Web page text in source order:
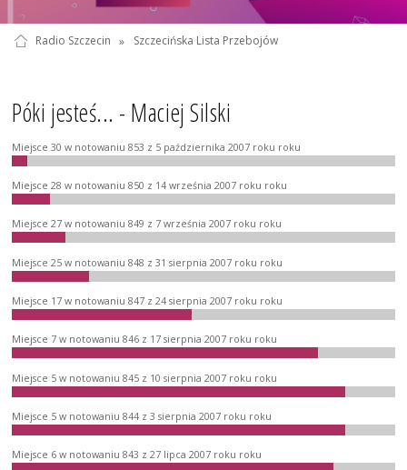
Radio Szczecin » Szczecińska Lista Przebojów
Póki jesteś... - Maciej Silski
Miejsce 30 w notowaniu 853 z 5 października 2007 roku roku
Miejsce 28 w notowaniu 850 z 14 września 2007 roku roku
Miejsce 27 w notowaniu 849 z 7 września 2007 roku roku
Miejsce 25 w notowaniu 848 z 31 sierpnia 2007 roku roku
Miejsce 17 w notowaniu 847 z 24 sierpnia 2007 roku roku
Miejsce 7 w notowaniu 846 z 17 sierpnia 2007 roku roku
Miejsce 5 w notowaniu 845 z 10 sierpnia 2007 roku roku
Miejsce 5 w notowaniu 844 z 3 sierpnia 2007 roku roku
Miejsce 6 w notowaniu 843 z 27 lipca 2007 roku roku